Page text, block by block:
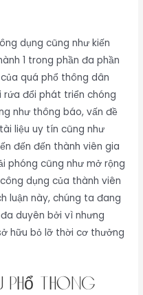
dụng cũng như kiến
1 trong phần đa phần
quá phổ thông dân
rứa đổi phát triển chóng
như thông báo, vấn đề
liệu uy tín cũng như
đến đến thành viên gia
phóng cũng như mở rộng
dụng của thành viên
luận này, chúng ta đang
duyên bởi vì nhưng
hữu bỏ lỡ thời cơ thưởng
phổ thông